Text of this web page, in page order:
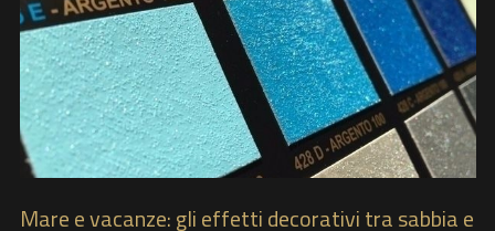
Mare e vacanze: gli effetti decorativi tra sabbia e